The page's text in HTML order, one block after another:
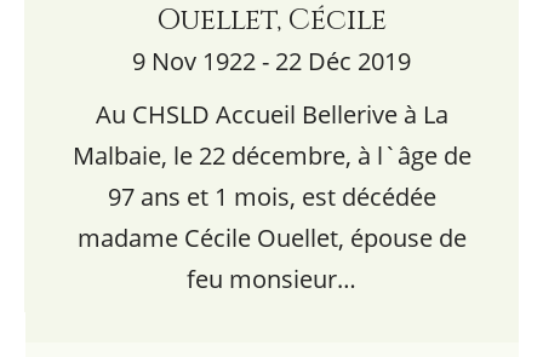
Ouellet, Cécile
9 Nov 1922 - 22 Déc 2019
Au CHSLD Accueil Bellerive à La
Malbaie, le 22 décembre, à l`âge de
97 ans et 1 mois, est décédée
madame Cécile Ouellet, épouse de
feu monsieur…